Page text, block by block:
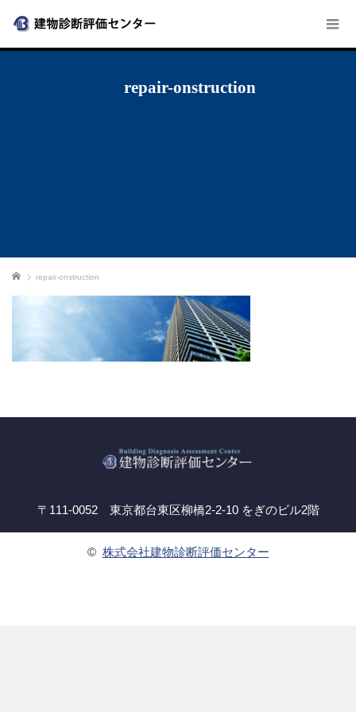
repair-onstruction
ホーム repair-onstruction
〒111-0052 東京都台東区柳橋2-2-10 をぎのビル2階
© 株式会社建物診断評価センター